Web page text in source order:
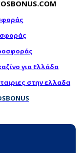
για Ελλάδα
στην ελλαδα